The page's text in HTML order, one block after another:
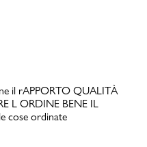
il rAPPORTO QUALITÀ
L ORDINE BENE IL
cose ordinate